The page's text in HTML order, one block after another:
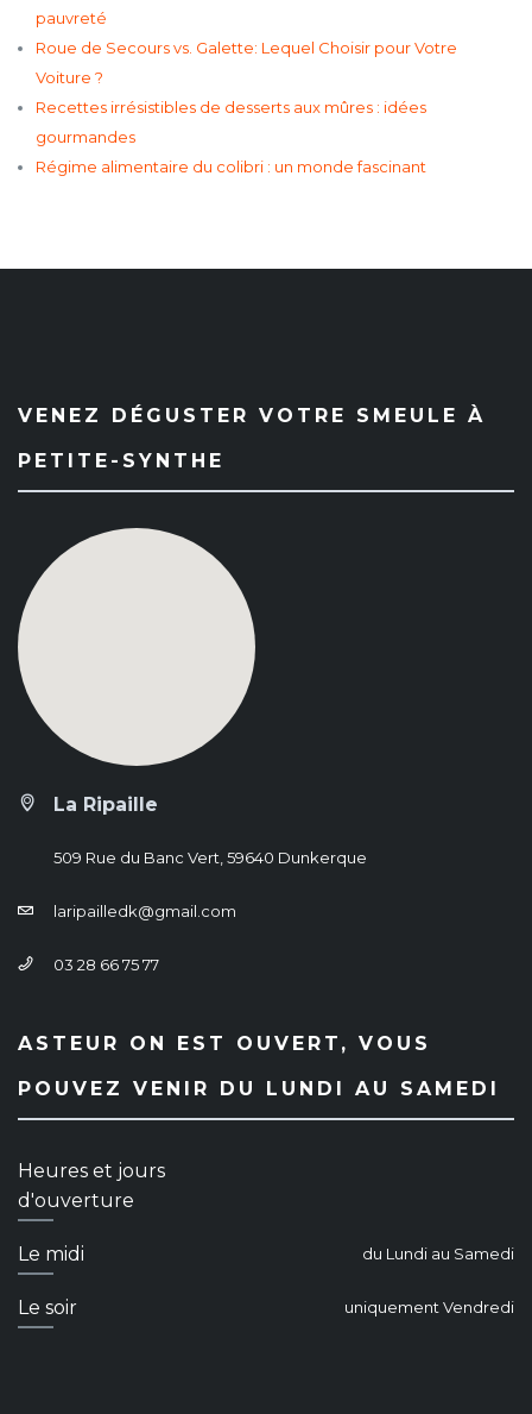
pauvreté
Roue de Secours vs. Galette: Lequel Choisir pour Votre
Voiture ?
Recettes irrésistibles de desserts aux mûres : idées
gourmandes
Régime alimentaire du colibri : un monde fascinant
VENEZ DÉGUSTER VOTRE SMEULE À
PETITE-SYNTHE
La Ripaille
509 Rue du Banc Vert, 59640 Dunkerque
laripailledk@gmail.com
03 28 66 75 77
ASTEUR ON EST OUVERT, VOUS
POUVEZ VENIR DU LUNDI AU SAMEDI
Heures et jours
d'ouverture
Le midi du Lundi au Samedi
Le soir uniquement Vendredi